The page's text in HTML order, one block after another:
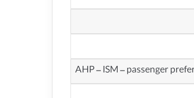
AHP – ISM – passenger